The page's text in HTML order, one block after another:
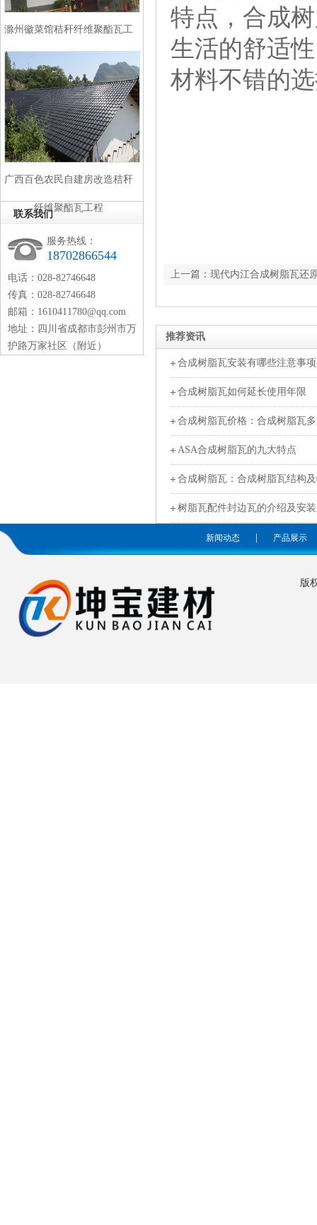
特点，合成
生活的舒适
材料不错的
上一篇：现代内江合成树脂瓦还
推荐资讯
合成树脂瓦安装有哪些注意事项
合成树脂瓦如何延长使用年限
合成树脂瓦价格：合成树脂瓦
ASA合成树脂瓦的九大特点
合成树脂瓦：合成树脂瓦结构
树脂瓦配件封边瓦的介绍及安
滁州徽菜馆秸秆纤维聚酯瓦工
广西百色农民自建房改造秸秆
纤维聚酯瓦工程
联系我们
服务热线：
18702866544
电话：028-82746648
传真：028-82746648
邮箱：1610411780@qq.com
地址：四川省成都市彭州市万
护路万家社区（附近）
新闻动态 产品展示
版